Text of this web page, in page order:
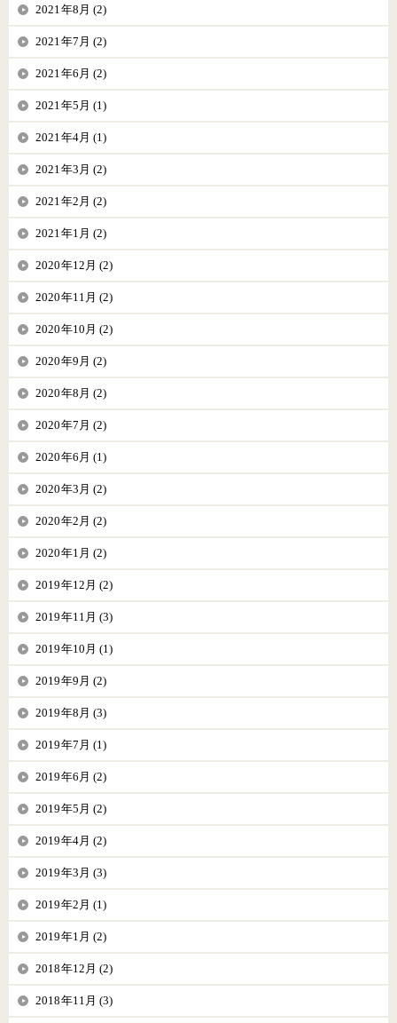
2021年8月 (2)
2021年7月 (2)
2021年6月 (2)
2021年5月 (1)
2021年4月 (1)
2021年3月 (2)
2021年2月 (2)
2021年1月 (2)
2020年12月 (2)
2020年11月 (2)
2020年10月 (2)
2020年9月 (2)
2020年8月 (2)
2020年7月 (2)
2020年6月 (1)
2020年3月 (2)
2020年2月 (2)
2020年1月 (2)
2019年12月 (2)
2019年11月 (3)
2019年10月 (1)
2019年9月 (2)
2019年8月 (3)
2019年7月 (1)
2019年6月 (2)
2019年5月 (2)
2019年4月 (2)
2019年3月 (3)
2019年2月 (1)
2019年1月 (2)
2018年12月 (2)
2018年11月 (3)